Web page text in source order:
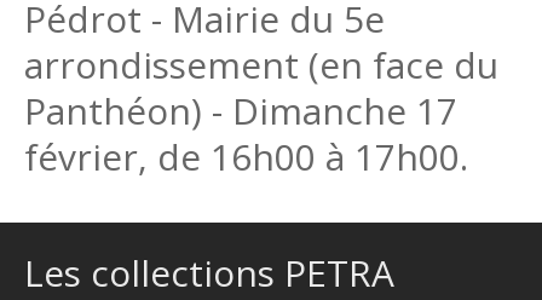
Pédrot - Mairie du 5e
arrondissement (en face du
Panthéon) - Dimanche 17
février, de 16h00 à 17h00.
Les collections PETRA